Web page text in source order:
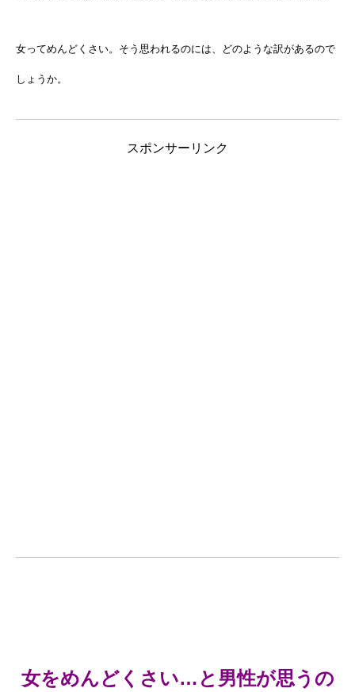
女ってめんどくさい。そう思われるのには、どのような訳があるので
しょうか。
スポンサーリンク
女をめんどくさい…と男性が思うの